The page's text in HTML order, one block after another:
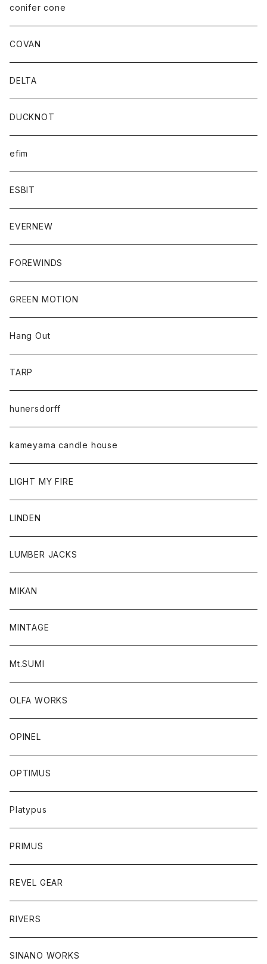
conifer cone
COVAN
DELTA
DUCKNOT
efim
ESBIT
EVERNEW
FOREWINDS
GREEN MOTION
Hang Out
TARP
hunersdorff
kameyama candle house
LIGHT MY FIRE
LINDEN
LUMBER JACKS
MIKAN
MINTAGE
Mt.SUMI
OLFA WORKS
OPINEL
OPTIMUS
Platypus
PRIMUS
REVEL GEAR
RIVERS
SINANO WORKS